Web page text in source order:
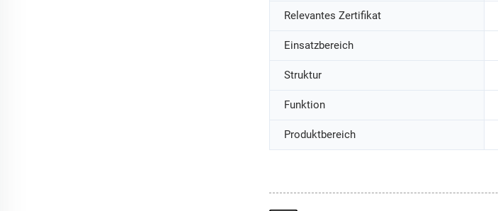
Relevantes Zertifikat
Einsatzbereich
Struktur
Funktion
Produktbereich